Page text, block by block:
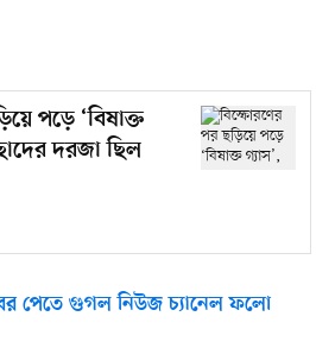
পড়ে ‘বিষাক্ত
দরজা ছিল
পেতে গুগল নিউজ চ্যানেল ফলো